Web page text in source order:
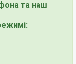
та наш